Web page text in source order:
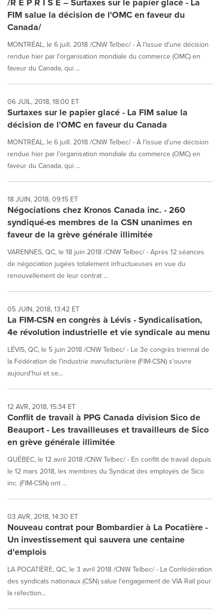
FIM salue la décision de l'OMC en faveur du
Canada/
MONTRÉAL, le 6 juill. 2018 /CNW Telbec/ - À l'issue d'une décision
rendue hier par l'organisation mondiale du commerce (OMC) en
faveur du Canada, qui ...
06 JUIL, 2018, 18:00 ET
Surtaxes sur le papier glacé - La FIM salue la
décision de l'OMC en faveur du Canada
MONTRÉAL, le 6 juill. 2018 /CNW Telbec/ - À l'issue d'une décision
rendue hier par l'organisation mondiale du commerce (OMC) en
faveur du Canada, qui ...
18 JUIN, 2018, 09:15 ET
Négociations chez Kronos Canada inc. - 260
syndiqué-es membres de la CSN unanimes en
faveur de la grève générale illimitée
VARENNES, QC, le 18 juin 2018 /CNW Telbec/ - Après 12 séances
de négociation jugées totalement infructueuses en vue du
renouvellement de leur contrat ...
05 JUIN, 2018, 13:42 ET
La FIM-CSN en congrès à Lévis - Syndicalisation,
4e révolution industrielle et vie syndicale au menu
LÉVIS, QC, le 5 juin 2018 /CNW Telbec/ - Le 3e congrès triennal de
la Fédération de l'industrie manufacturière (FIM-CSN) s'ouvre
aujourd'hui et se...
12 AVR, 2018, 15:34 ET
Conflit de travail à PPG Canada division Sico de
Beauport - Les travailleuses et travailleurs de Sico
en grève générale illimitée
QUÉBEC, le 12 avril 2018 /CNW Telbec/ - En conflit de travail depuis
le 12 mars 2018, les membres du Syndicat des employés de Sico
inc. (FIM-CSN) ont ...
03 AVR, 2018, 14:30 ET
Nouveau contrat pour Bombardier à La Pocatière -
Un investissement qui sauvera une centaine
d'emplois
LA POCATIÈRE, QC, le 3 avril 2018 /CNW Telbec/ - La Confédération
des syndicats nationaux (CSN) salue l'engagement de VIA Rail pour
la réfection...